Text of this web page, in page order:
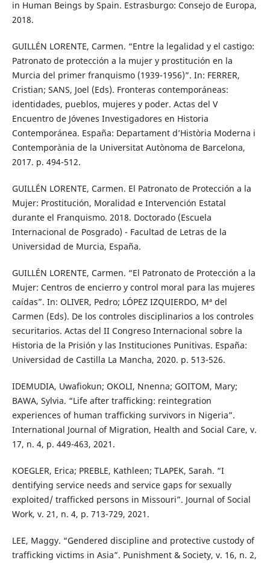
in Human Beings by Spain. Estrasburgo: Consejo de Europa,
2018.
GUILLÉN LORENTE, Carmen. “Entre la legalidad y el castigo:
Patronato de protección a la mujer y prostitución en la
Murcia del primer franquismo (1939-1956)”. In: FERRER,
Cristian; SANS, Joel (Eds). Fronteras contemporáneas:
identidades, pueblos, mujeres y poder. Actas del V
Encuentro de Jóvenes Investigadores en Historia
Contemporánea. España: Departament d’Història Moderna i
Contemporània de la Universitat Autònoma de Barcelona,
2017. p. 494-512.
GUILLÉN LORENTE, Carmen. El Patronato de Protección a la
Mujer: Prostitución, Moralidad e Intervención Estatal
durante el Franquismo. 2018. Doctorado (Escuela
Internacional de Posgrado) - Facultad de Letras de la
Universidad de Murcia, España.
GUILLÉN LORENTE, Carmen. “El Patronato de Protección a la
Mujer: Centros de encierro y control moral para las mujeres
caídas”. In: OLIVER, Pedro; LÓPEZ IZQUIERDO, Mª del
Carmen (Eds). De los controles disciplinarios a los controles
securitarios. Actas del II Congreso Internacional sobre la
Historia de la Prisión y las Instituciones Punitivas. España:
Universidad de Castilla La Mancha, 2020. p. 513-526.
IDEMUDIA, Uwafiokun; OKOLI, Nnenna; GOITOM, Mary;
BAWA, Sylvia. “Life after trafficking: reintegration
experiences of human trafficking survivors in Nigeria”.
International Journal of Migration, Health and Social Care, v.
17, n. 4, p. 449-463, 2021.
KOEGLER, Erica; PREBLE, Kathleen; TLAPEK, Sarah. “I
dentifying service needs and service gaps for sexually
exploited/ trafficked persons in Missouri”. Journal of Social
Work, v. 21, n. 4, p. 713-729, 2021.
LEE, Maggy. “Gendered discipline and protective custody of
trafficking victims in Asia”. Punishment & Society, v. 16, n. 2,